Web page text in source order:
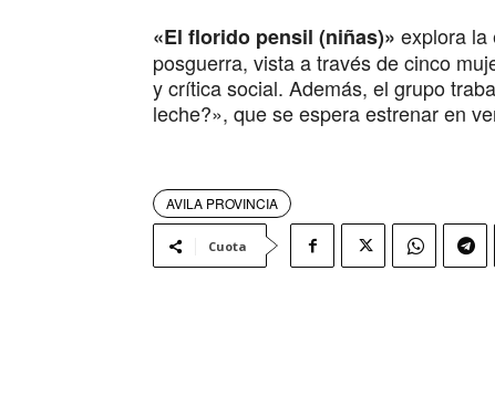
«El florido pensil (niñas)» explora la
posguerra, vista a través de cinco
y crítica social. Además, el grupo
leche?», que se espera estrenar en
AVILA PROVINCIA
Cuota